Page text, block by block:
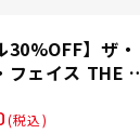
30%OFF】ザ・
フェイス THE N
STRATUM S
(税込)